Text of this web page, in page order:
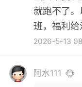
就跑不了
班，福利
2026-5-13
阿水111